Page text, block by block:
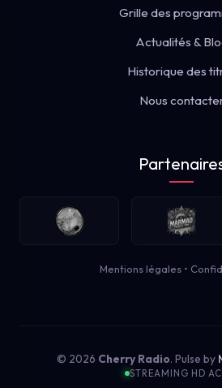
Grille des
Actualités &
Historique des
Nous
Mentions légales •
© 2026 Cherry Radio. Pulse by
STREAMING HD